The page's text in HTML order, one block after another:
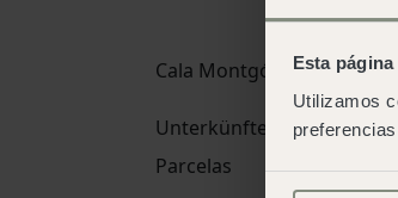
Esta
Utilizamos
Cala Montgó
Unterkünfte
Parcelas